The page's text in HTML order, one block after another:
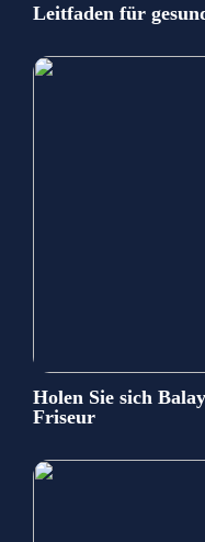
Leitfaden für
Holen Sie sich
Friseur